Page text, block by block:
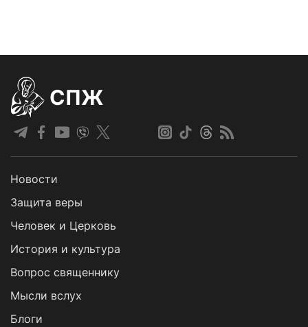
СПЖ
Новости
Защита веры
Человек и Церковь
История и культура
Вопрос священнику
Мысли вслух
Блоги